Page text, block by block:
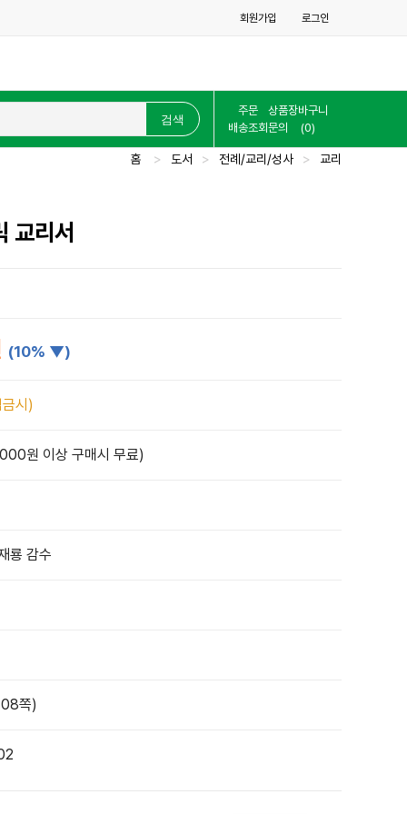
회원가입 로그인
주문
배송조회
상품
문의
장바구니
(0)
홈 > 도서 > 전례/교리/성사 > 교리
교리서
(10% ▼)
시)
원 이상 구매시 무료)
룡 감수
쪽)